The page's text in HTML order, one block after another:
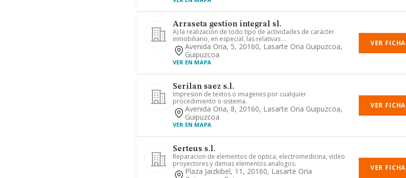
Arraseta gestion integral sl.
A) la realización de todo tipo de actividades de carácter
inmobiliario, en especial, las relativas ...
Avenida Oria, 5, 20160, Lasarte Oria Guipuzcoa,
Guipuzcoa
VER EN MAPA
VER FICHA
Serilan saez s.l.
Impresion de textos o imagenes por cualquier
procedimiento o sistema.
Avenida Oria, 8, 20160, Lasarte Oria Guipuzcoa,
Guipuzcoa
VER EN MAPA
VER FICHA
Serteus s.l.
Reparacion de elementos de optica, electromedicina, video
proyectores y demas elementos analogos.
Plaza Jaizkibel, 11, 20160, Lasarte Oria
VER FICHA